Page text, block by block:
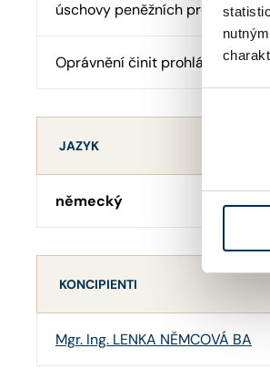
souhlasu
úschovy peněžních prostředků
Oprávnění činit prohlášení o
JAZYK
německý
KONCIPIENTI
Mgr. Ing. LENKA NĚMCOVÁ BA